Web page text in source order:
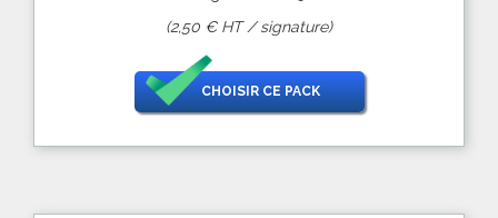
(2,50 € HT / signature)
CHOISIR CE PACK